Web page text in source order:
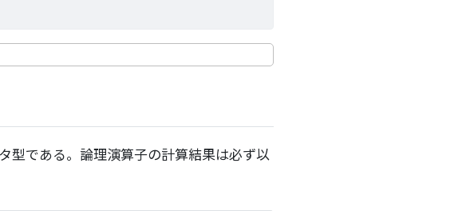
型である。論理演算子の計算結果は必ず以